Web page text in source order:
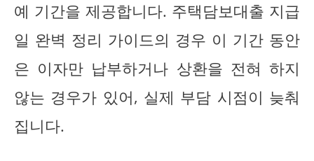
예 기간을 제공합니다. 주택담보대출 지급
일 완벽 정리 가이드의 경우 이 기간 동안
은 이자만 납부하거나 상환을 전혀 하지
않는 경우가 있어, 실제 부담 시점이 늦춰
집니다.